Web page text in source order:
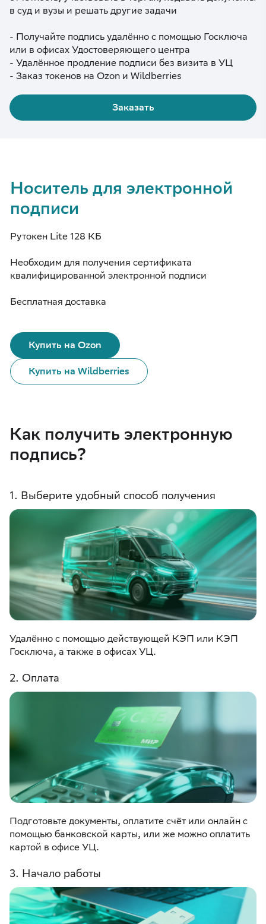
в суд и вузы и решать другие задачи
- Получайте подпись удалённо с помощью Госключа
или в офисах Удостоверяющего центра
- Удалённое продление подписи без визита в УЦ
- Заказ токенов на Ozon и Wildberries
Заказать
Носитель для электронной
подписи
Рутокен Lite 128 КБ
Необходим для получения сертификата
квалифицированной электронной подписи
Бесплатная доставка
Купить на Ozon
Купить на Wildberries
Как получить электронную
подпись?
1. Выберите удобный способ получения
Удалённо с помощью действующей КЭП или КЭП
2. Оплата
Подготовьте документы, оплатите счёт или онлайн с
помощью банковской карты, или же можно оплатить
картой в офисе УЦ.
3. Начало работы